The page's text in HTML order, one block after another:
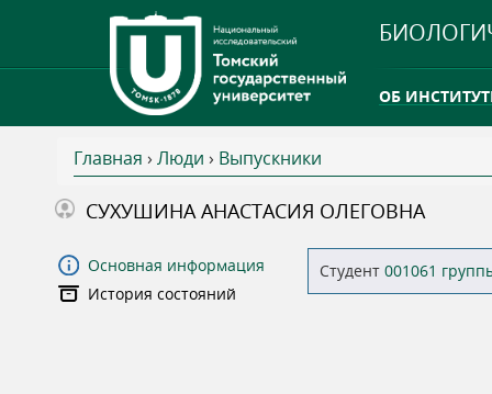
ОБ
ТГУ ОТКРЫЛ
В
ы
з
Главная › Люди › Выпускники
СУХУШИНА АНАСТАСИЯ ОЛЕГОВНА
Основная информация
История состояний
Студент 001061